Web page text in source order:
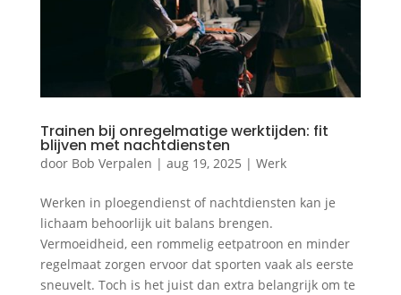
Trainen bij onregelmatige werktijden: fit
blijven met nachtdiensten
door Bob Verpalen | aug 19, 2025 | Werk
Werken in ploegendienst of nachtdiensten kan je
lichaam behoorlijk uit balans brengen.
Vermoeidheid, een rommelig eetpatroon en minder
regelmaat zorgen ervoor dat sporten vaak als eerste
sneuvelt. Toch is het juist dan extra belangrijk om te